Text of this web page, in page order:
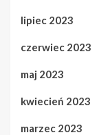
lipiec 2023
czerwiec 2023
maj 2023
kwiecień 2023
marzec 2023